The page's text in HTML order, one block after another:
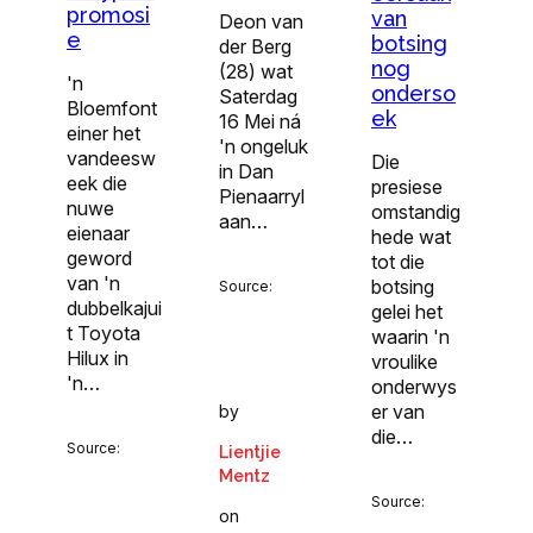
promosi
e
'n
Bloemfont
einer het
vandeesw
eek die
nuwe
eienaar
geword
van 'n
dubbelkajui
t Toyota
Hilux in
'n…
Source:
Deon van
der Berg
(28) wat
Saterdag
16 Mei ná
'n ongeluk
in Dan
Pienaarryl
aan…
Source:
by
Lientjie
Mentz
on
van
botsing
nog
onderso
ek
Die
presiese
omstandig
hede wat
tot die
botsing
gelei het
waarin 'n
vroulike
onderwys
er van
die…
Source: